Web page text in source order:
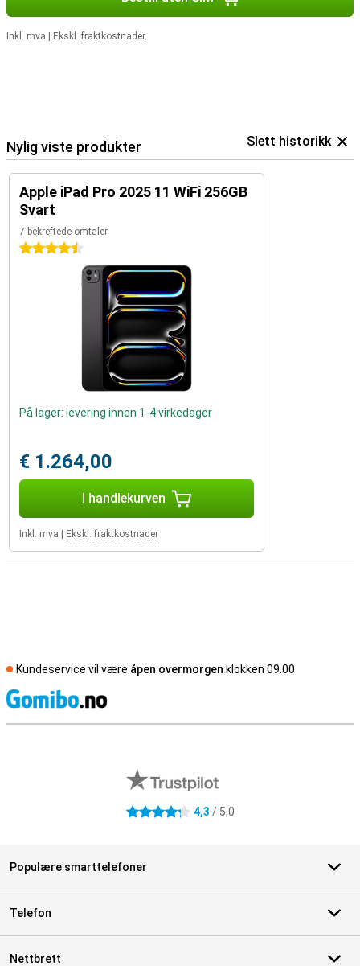
Inkl. mva Ekskl. fraktkostnader
Nylig viste produkter Slett historikk
Apple iPad Pro 2025 11 WiFi 256GB
Svart
7 bekreftede omtaler
4.5 stjerner
På lager: levering innen 1-4 virkedager
€ 1.264,00
I handlekurven
Inkl. mva Ekskl. fraktkostnader
Kundeservice vil være åpen overmorgen klokken 09.00
4.3 stjerner 4,3 / 5,0
Populære smarttelefoner
Telefon
Nettbrett